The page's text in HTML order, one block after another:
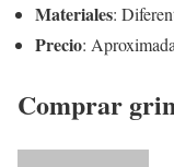
Materiales:
Precio:
Comprar